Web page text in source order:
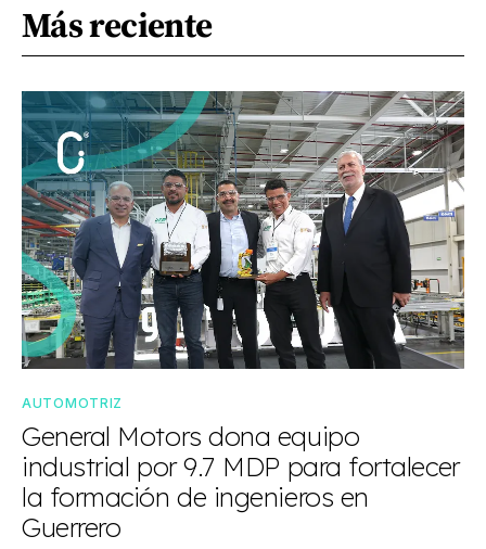
Más reciente
AUTOMOTRIZ
General Motors dona equipo
industrial por 9.7 MDP para fortalecer
la formación de ingenieros en
Guerrero